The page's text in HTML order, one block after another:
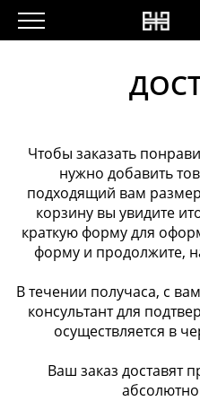
Чтобы заказать
нужно добавить
подходящий вам
корзину вы увидите
краткую форму для
форму и продолжите,
В течении получаса, с
консультант для
осуществляется в
Ваш заказ доставят